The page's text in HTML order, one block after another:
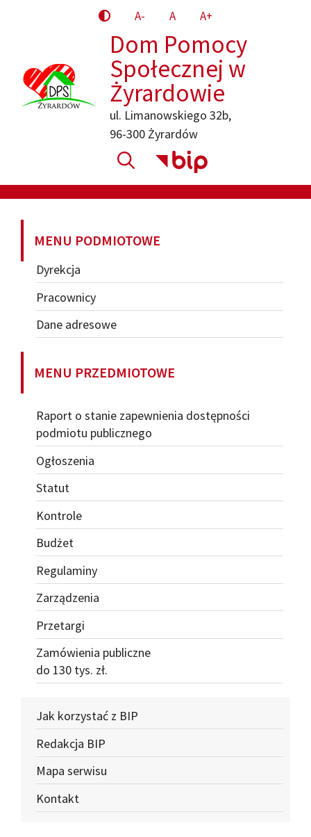
A- A A+
Dom Pomocy
Społecznej w
Żyrardowie
ul. Limanowskiego 32b,
96-300 Żyrardów
MENU PODMIOTOWE
Dyrekcja
Pracownicy
Dane adresowe
MENU PRZEDMIOTOWE
Raport o stanie zapewnienia dostępności
podmiotu publicznego
Ogłoszenia
Statut
Kontrole
Budżet
Regulaminy
Zarządzenia
Przetargi
Zamówienia publiczne
do 130 tys. zł.
Jak korzystać z BIP
Redakcja BIP
Mapa serwisu
Kontakt